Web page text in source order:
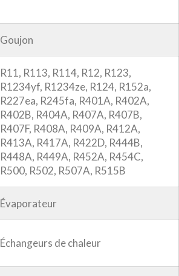
Goujon
R11, R113, R114, R12, R123,
R1234yf, R1234ze, R124, R152a,
R227ea, R245fa, R401A, R402A,
R402B, R404A, R407A, R407B,
R407F, R408A, R409A, R412A,
R413A, R417A, R422D, R444B,
R448A, R449A, R452A, R454C,
R500, R502, R507A, R515B
Évaporateur
Échangeurs de chaleur